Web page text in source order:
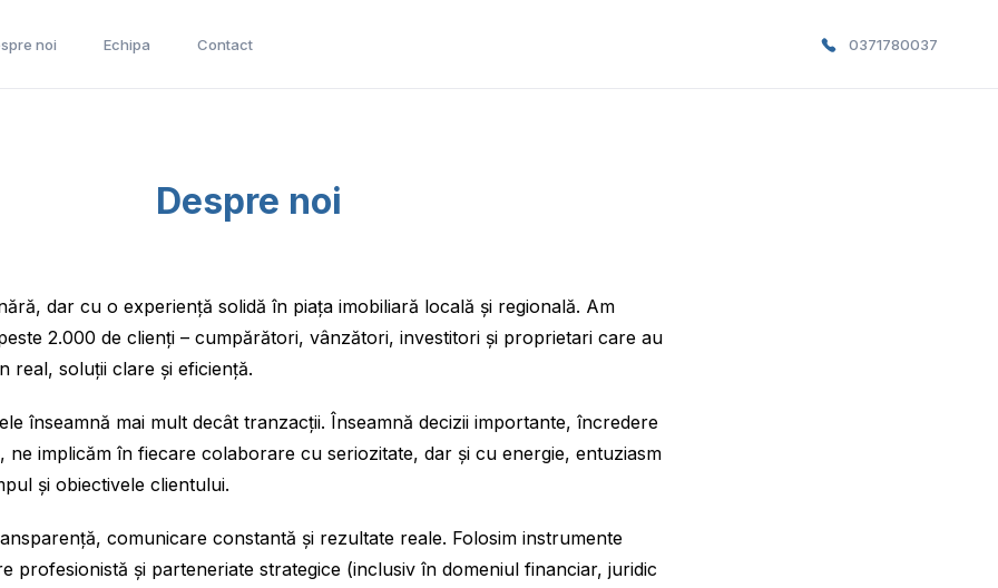
noi Echipa Contact 0371780037
Despre noi
dar cu o experiență solidă în piața imobiliară locală și regională. Am
2.000 de clienți – cumpărători, vânzători, investitori și proprietari care au
real, soluții clare și eficiență.
înseamnă mai mult decât tranzacții. Înseamnă decizii importante, încredere
ne implicăm în fiecare colaborare cu seriozitate, dar și cu energie, entuziasm
și obiectivele clientului.
comunicare constantă și rezultate reale. Folosim instrumente
profesionistă și parteneriate strategice (inclusiv în domeniul financiar, juridic